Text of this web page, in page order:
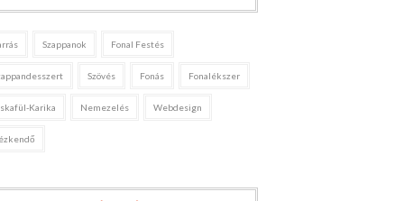
Szappanok Fonal Festés
Szövés Fonás Fonalékszer
Karika Nemezelés Webdesign